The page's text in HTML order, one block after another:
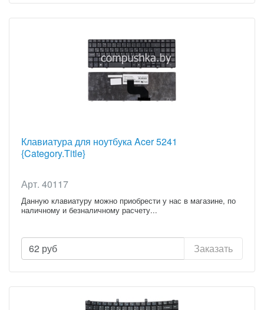
Клавиатура для ноутбука Acer 5241
{Category.Title}
Арт. 40117
Данную клавиатуру можно приобрести у нас в магазине, по
наличному и безналичному расчету...
62 руб Заказать